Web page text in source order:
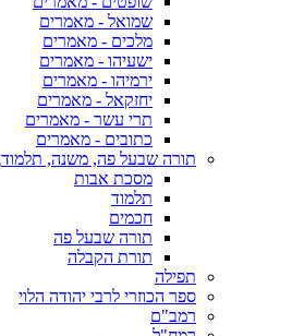
שמואל - מאמרים
מלכים - מאמרים
ישעיהו - מאמרים
ירמיהו - מאמרים
יחזקאל - מאמרים
תרי עשר - מאמרים
כתובים - מאמרים
תורה שבעל פה, משנה, תלמוד
מסכת אבות
תלמוד
חכמים
תורה שבעל פה
תורת הקבלה
תפילה
ספר הכוזרי לרבי יהודה הלוי
רמב"ם